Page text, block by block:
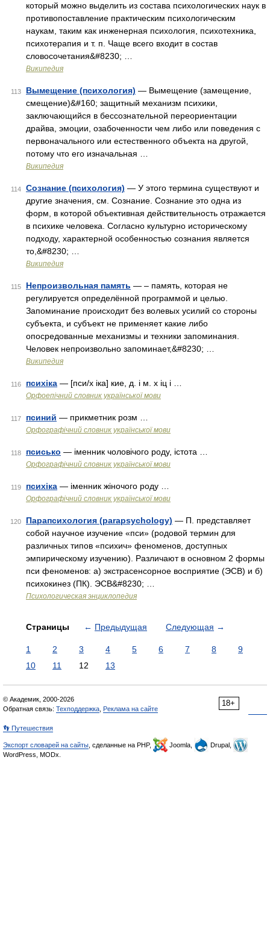
который можно выделить из состава психологических наук в
противопоставление практическим психологическим
наукам, таким как инженерная психология, психотехника,
психотерапия и т. п. Чаще всего входит в состав
словосочетания&#8230; …
Википедия
113 Вымещение (психология) — Вымещение (замещение,
смещение)&#160; защитный механизм психики,
заключающийся в бессознательной переориентации
драйва, эмоции, озабоченности чем либо или поведения с
первоначального или естественного объекта на другой,
потому что его изначальная …
Википедия
114 Сознание (психология) — У этого термина существуют и
другие значения, см. Сознание. Сознание это одна из
форм, в которой объективная действительность отражается
в психике человека. Согласно культурно историческому
подходу, характерной особенностью сознания является
то,&#8230; …
Википедия
115 Непроизвольная память — – память, которая не
регулируется определённой программой и целью.
Запоминание происходит без волевых усилий со стороны
субъекта, и субъект не применяет какие либо
опосредованные механизмы и техники запоминания.
Человек непроизвольно запоминает,&#8230; …
Википедия
116 психіка — [пси/х іка] кие, д. і м. х іц і …
Орфоепічний словник української мови
117 псиний — прикметник розм …
Орфографічний словник української мови
118 псисько — іменник чоловічого роду, істота …
Орфографічний словник української мови
119 психіка — іменник жіночого роду …
Орфографічний словник української мови
120 Парапсихология (parapsychology) — П. представляет
собой научное изучение «пси» (родовой термин для
различных типов «психич» феноменов, доступных
эмпирическому изучению). Различают в основном 2 формы
пси феноменов: а) экстрасенсорное восприятие (ЭСВ) и б)
психокинез (ПК). ЭСВ&#8230; …
Психологическая энциклопедия
Страницы ← Предыдущая Следующая →
1 2 3 4 5 6 7 8
9
10
11 12 13
18+
© Академик, 2000-2026
Обратная связь: Техподдержка Реклама на сайте
👣 Путешествия
Экспорт словарей на сайты , сделанные на PHP, Joomla,
Drupal,
WordPress, MODx.